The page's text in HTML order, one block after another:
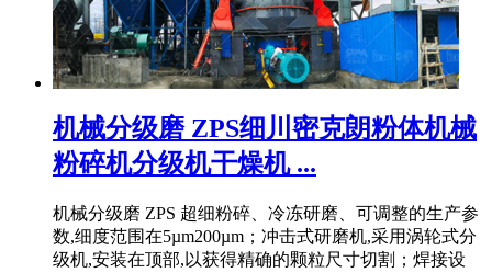
机械分级磨 ZPS细川密克朗粉体机械
粉碎机分级机干燥机 ...
机械分级磨 ZPS 超细粉碎、冷冻研磨、可调整的生产参
数,细度范围在5µm200µm；冲击式研磨机,采用涡轮式分
级机,安装在顶部,以获得精确的颗粒尺寸切割；焊接设